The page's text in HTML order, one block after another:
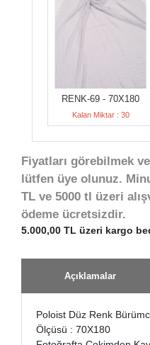
RENK-69 - 70X180
Kalan Miktar : 30
Fiyatları görebilmek
lütfen üye olunuz.
TL ve 5000 tl üzeri
ödeme ücretsizdir.
5.000,00 TL üzeri kargo
Açıklamalar
Poloist Düz Renk
Ölçüsü : 70X180